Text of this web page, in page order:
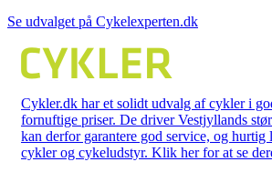
Se udvalget på Cykelexperten.dk
Cykler.dk har et solidt udvalg af cykler i
fornuftige priser. De driver Vestjyllands
kan derfor garantere god service, og hurtig
cykler og cykeludstyr. Klik her for at se